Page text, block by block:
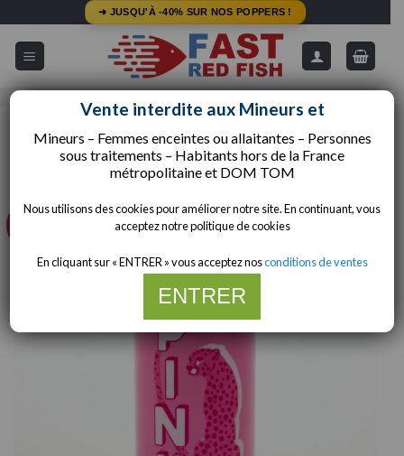
contenu
➜ JUSQU'À -40% SUR NOS POPPERS !
ACCUEIL / COMPOSITIONS / AMYLE
Vente interdite aux Mineurs et
Mineurs – Femmes enceintes ou allaitantes – Personnes
sous traitements – Habitants hors de la France
métropolitaine et DOM TOM
Nous utilisons des cookies pour améliorer notre site. En continuant, vous
acceptez notre politique de cookies
En cliquant sur « ENTRER » vous acceptez nosconditions de ventes
Merci de votre compréhension
ENTRER